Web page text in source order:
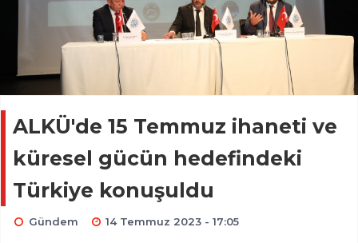
ALKÜ'de 15 Temmuz ihaneti ve
küresel gücün hedefindeki
Türkiye konuşuldu
Gündem 14 Temmuz 2023 - 17:05